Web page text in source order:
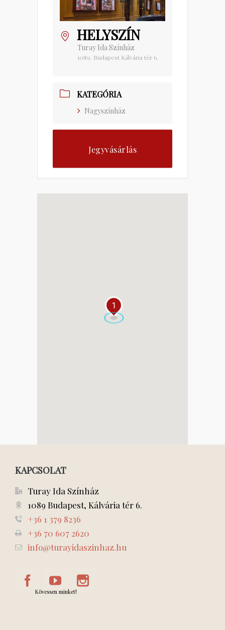
HELYSZÍN
Turay Ida Színház
1089. Budapest Kálvária tér 6.
KATEGÓRIA
Nagyszínház
Jegyvásárlás
1
KAPCSOLAT
Turay Ida Színház
1089 Budapest, Kálvária tér 6.
+36 1 379 8236
+36 70 607 2620
info@turayidaszinhaz.hu
Kövessen minket!